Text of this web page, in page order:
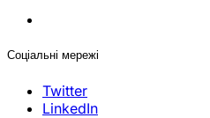
Соціальні мережі
Twitter
LinkedIn